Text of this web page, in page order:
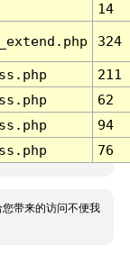
14
324
211
62
94
76
带来的访问不便我